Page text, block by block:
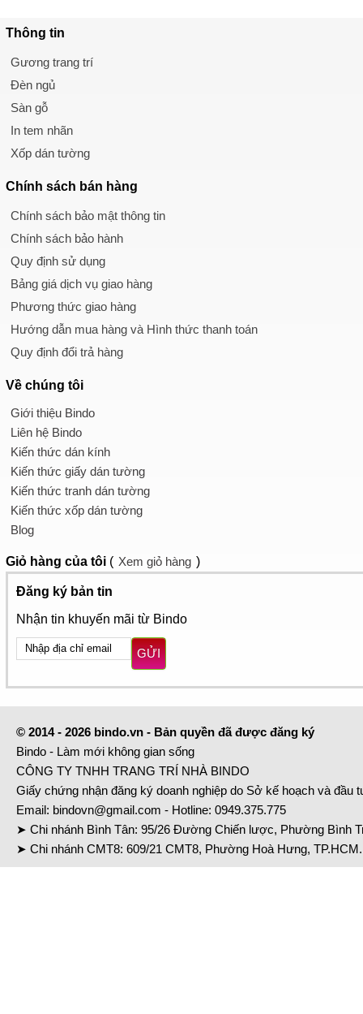
Thông tin
Gương trang trí
Đèn ngủ
Sàn gỗ
In tem nhãn
Xốp dán tường
Chính sách bán hàng
Chính sách bảo mật thông tin
Chính sách bảo hành
Quy định sử dụng
Bảng giá dịch vụ giao hàng
Phương thức giao hàng
Hướng dẫn mua hàng và Hình thức thanh toán
Quy định đổi trả hàng
Về chúng tôi
Giới thiệu Bindo
Liên hệ Bindo
Kiến thức dán kính
Kiến thức giấy dán tường
Kiến thức tranh dán tường
Kiến thức xốp dán tường
Blog
Giỏ hàng của tôi ( Xem giỏ hàng )
Đăng ký bản tin
Nhận tin khuyến mãi từ Bindo
GỬI
© 2014 - 2026 bindo.vn - Bản quyền đã được đăng ký
Bindo - Làm mới không gian sống
CÔNG TY TNHH TRANG TRÍ NHÀ BINDO
Giấy chứng nhận đăng ký doanh nghiệp do Sở kế hoạch và đầu
Email: bindovn@gmail.com - Hotline: 0949.375.775
➤ Chi nhánh Bình Tân: 95/26 Đường Chiến lược, Phường Bình
➤ Chi nhánh CMT8: 609/21 CMT8, Phường Hoà Hưng,